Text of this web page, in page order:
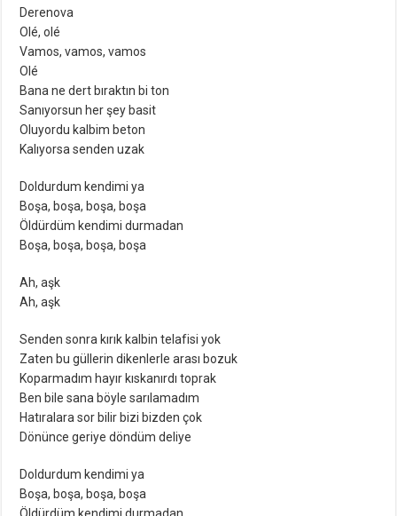
Derenova
Olé, olé
Vamos, vamos, vamos
Olé
Bana ne dert bıraktın bi ton
Sanıyorsun her şey basit
Oluyordu kalbim beton
Kalıyorsa senden uzak
Doldurdum kendimi ya
Boşa, boşa, boşa, boşa
Öldürdüm kendimi durmadan
Boşa, boşa, boşa, boşa
Ah, aşk
Ah, aşk
Senden sonra kırık kalbin telafisi yok
Zaten bu güllerin dikenlerle arası bozuk
Koparmadım hayır kıskanırdı toprak
Ben bile sana böyle sarılamadım
Hatıralara sor bilir bizi bizden çok
Dönünce geriye döndüm deliye
Doldurdum kendimi ya
Boşa, boşa, boşa, boşa
Öldürdüm kendimi durmadan